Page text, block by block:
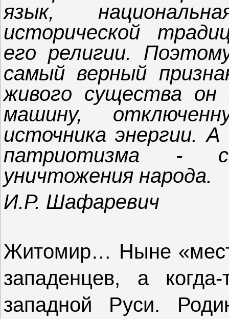
язык,
исторической
его религии.
самый верный
живого существа
машину,
источника энергии. А
патриотизма -
уничтожения народа.
И.Р. Шафаревич
Житомир… Ныне
западенцев, а
западной Руси.